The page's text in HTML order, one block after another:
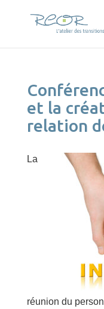
et la
relation
La
réunion du